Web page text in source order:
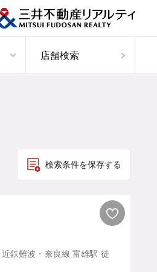
店舗検索
検索条件を保存する
鉄難波・奈良線 富雄駅 徒